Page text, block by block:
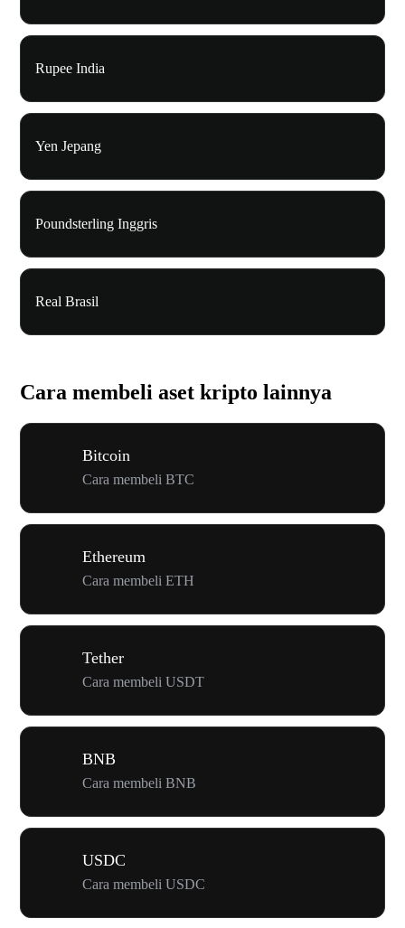
Rupee India
Yen Jepang
Poundsterling Inggris
Real Brasil
Cara membeli aset kripto lainnya
Bitcoin
Cara membeli BTC
Ethereum
Cara membeli ETH
Tether
Cara membeli USDT
BNB
Cara membeli BNB
USDC
Cara membeli USDC